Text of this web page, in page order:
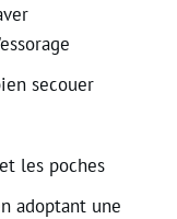
secouer
les poches
adoptant une